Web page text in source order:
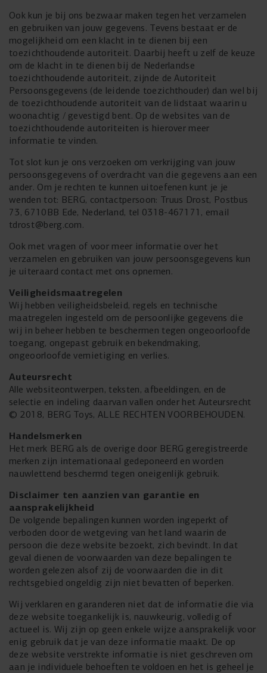
Ook kun je bij ons bezwaar maken tegen het verzamelen
en gebruiken van jouw gegevens. Tevens bestaat er de
mogelijkheid om een klacht in te dienen bij een
toezichthoudende autoriteit. Daarbij heeft u zelf de keuze
om de klacht in te dienen bij de Nederlandse
toezichthoudende autoriteit, zijnde de Autoriteit
Persoonsgegevens (de leidende toezichthouder) dan wel bij
de toezichthoudende autoriteit van de lidstaat waarin u
woonachtig / gevestigd bent. Op de websites van de
toezichthoudende autoriteiten is hierover meer
informatie te vinden.
Tot slot kun je ons verzoeken om verkrijging van jouw
persoonsgegevens of overdracht van die gegevens aan een
ander. Om je rechten te kunnen uitoefenen kunt je je
wenden tot: BERG, contactpersoon: Truus Drost, Postbus
73, 6710BB Ede, Nederland, tel 0318-467171, email
tdrost@berg.com.
Ook met vragen of voor meer informatie over het
verzamelen en gebruiken van jouw persoonsgegevens kun
je uiteraard contact met ons opnemen.
Veiligheidsmaatregelen
Wij hebben veiligheidsbeleid, regels en technische
maatregelen ingesteld om de persoonlijke gegevens die
wij in beheer hebben te beschermen tegen ongeoorloofde
toegang, ongepast gebruik en bekendmaking,
ongeoorloofde vernietiging en verlies.
Auteursrecht
Alle websiteontwerpen, teksten, afbeeldingen, en de
selectie en indeling daarvan vallen onder het Auteursrecht
© 2018, BERG Toys, ALLE RECHTEN VOORBEHOUDEN.
Handelsmerken
Het merk BERG als de overige door BERG geregistreerde
merken zijn internationaal gedeponeerd en worden
nauwlettend beschermd tegen oneigenlijk gebruik.
Disclaimer ten aanzien van garantie en
aansprakelijkheid
De volgende bepalingen kunnen worden ingeperkt of
verboden door de wetgeving van het land waarin de
persoon die deze website bezoekt, zich bevindt. In dat
geval dienen de voorwaarden van deze bepalingen te
worden gelezen alsof zij de voorwaarden die in dit
rechtsgebied ongeldig zijn niet bevatten of beperken.
Wij verklaren en garanderen niet dat de informatie die via
deze website toegankelijk is, nauwkeurig, volledig of
actueel is. Wij zijn op geen enkele wijze aansprakelijk voor
enig gebruik dat je van deze informatie maakt. De op
deze website verstrekte informatie is niet geschreven om
aan je individuele behoeften te voldoen en het is geheel je